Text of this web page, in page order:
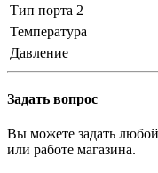
Тип порта 2
Температура
Давление
Задать вопрос
Вы можете задать
или работе магазина.